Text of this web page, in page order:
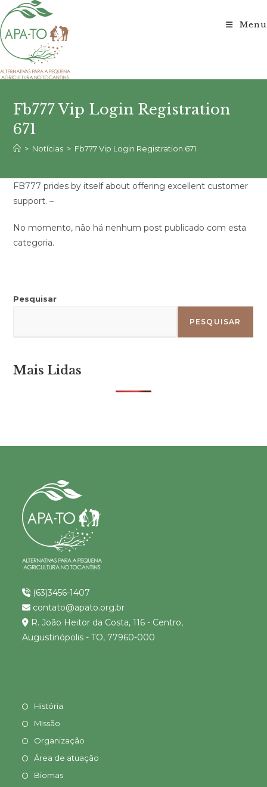
para
o
conteúdo
Menu
Fb777 Vip Login Registration
671
> Notícias > Fb777 Vip Login Registration 671
FB777 prides by itself about offering excellent customer
support. –
No momento, não há nenhum post publicado com esta
categoria.
Pesquisar
PESQUISAR
Mais Lidas
(63)3456-1407
contato@apato.org.br
R. João Heitor da Costa, 116 - Centro,
Augustinópolis - TO, 77960-000
História
MIssão
Organização
Área de atuação
Biomas